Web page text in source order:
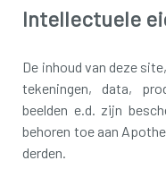
Intellectuele
De inhoud van deze
tekeningen, data,
beelden e.d. zijn
behoren toe aan
derden.